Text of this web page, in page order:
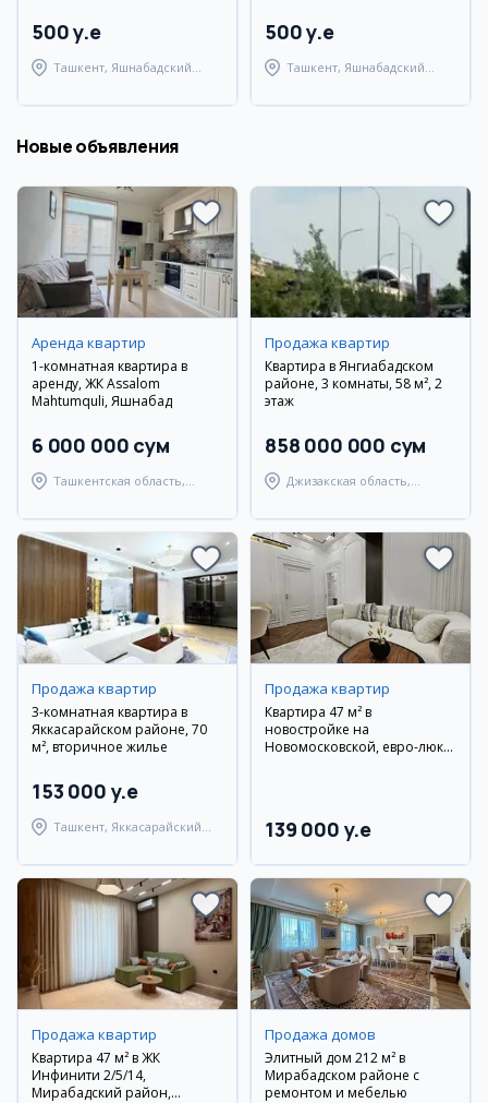
500 y.e
Ташкент, Яшнабадский
500 y.e
Ташкент, Яшнабадский
Новые объявления
Аренда квартир
1-комнатная квартира в
аренду, ЖК Assalom
Mahtumquli, Яшнабад
6 000 000 сум
Ташкентская область,
Продажа квартир
Квартира в Янгиабадском
районе, 3 комнаты, 58 м², 2
этаж
858 000 000 сум
Джизакская область,
Продажа квартир
3-комнатная квартира в
Яккасарайском районе, 70
м², вторичное жилье
153 000 y.e
Ташкент, Яккасарайский
Продажа квартир
Квартира 47 м² в
новостройке на
Новомосковской, евро-люкс,
139 000 y.e
Продажа квартир
Квартира 47 м² в ЖК
Инфинити 2/5/14,
Мирабадский район,
Продажа домов
Элитный дом 212 м² в
Мирабадском районе с
ремонтом и мебелью